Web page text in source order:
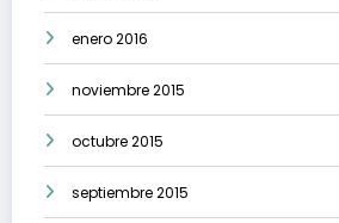
enero 2016
noviembre 2015
octubre 2015
septiembre 2015